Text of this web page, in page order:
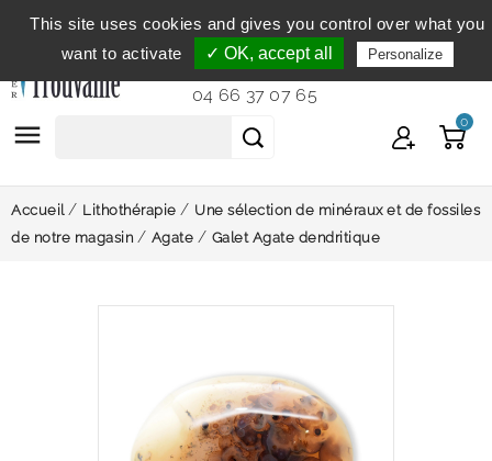
Service clientèle
du lundi au vendredi de 9h à 12h et
de 14h à 18h...
04 66 37 07 65
 0
Accueil Lithothérapie
Une sélection de minéraux et de fossiles
de notre magasin
Agate Galet Agate dendritique
This site uses cookies and gives you control over what you
want to activate
✓ OK, accept all Personalize